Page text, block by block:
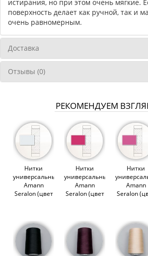
истирания, но при этом очень мягкие.
поверхность делает как ручной, так и
очень равномерным.
Доставка
Отзывы (0)
РЕКОМЕНДУЕМ
Нитки
универсальные
Amann
Seralon (цвет
Нитки
универсальные
Amann
Seralon (цвет
Нитки
Amann
Seralon